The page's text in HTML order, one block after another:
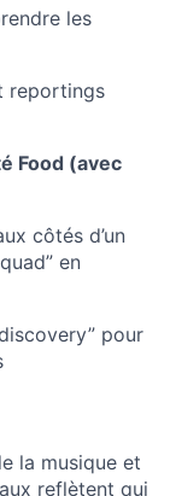
les
reportings
Food (avec
côtés d’un
en
pour
la musique et
reflètent qui